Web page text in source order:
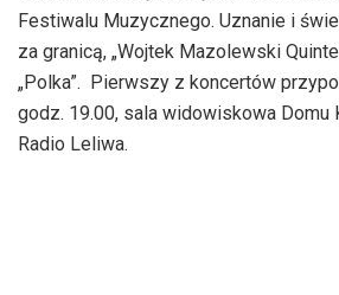
Festiwalu Muzycznego. Uznanie i
za granicą, „Wojtek Mazolewski
„Polka”. Pierwszy z koncertów
godz. 19.00, sala widowiskowa Domu
Radio Leliwa.